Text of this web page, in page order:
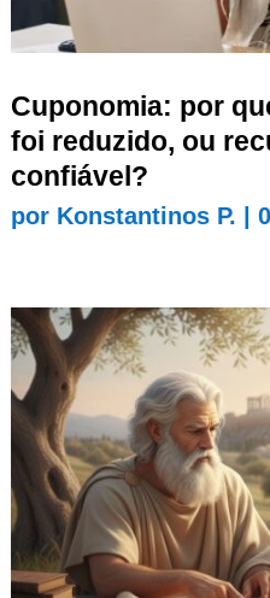
Cuponomia: por
foi reduzido, ou
confiável?
por Konstantinos P.